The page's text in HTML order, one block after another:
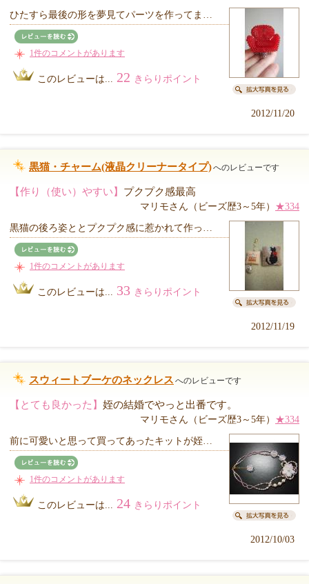
ひたすら最後の形を夢見てパーツを作ってま…
1件のコメントがあります
このレビューは... 22 きらりポイント
2012/11/20
黒猫・チャーム(液晶クリーナータイプ)へのレビューです
【作り（使い）やすい】 プクプク感最高
マリモさん（ビーズ歴3～5年） ★334
黒猫の後ろ姿ととプクプク感に惹かれて作っ…
1件のコメントがあります
このレビューは... 33 きらりポイント
2012/11/19
スウィートブーケのネックレス へのレビューです
【とても良かった】 姪の結婚でやっと出番です。
マリモさん（ビーズ歴3～5年） ★334
前に可愛いと思って買ってあったキットが姪…
1件のコメントがあります
このレビューは... 24 きらりポイント
2012/10/03